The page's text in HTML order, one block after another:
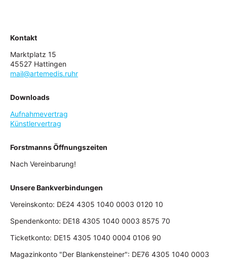
Kontakt
Marktplatz 15
45527 Hattingen
mail@artemedis.ruhr
Downloads
Aufnahmevertrag
Künstlervertrag
Forstmanns Öffnungszeiten
Nach Vereinbarung!
Unsere Bankverbindungen
Vereinskonto: DE24 4305 1040 0003 0120 10
Spendenkonto: DE18 4305 1040 0003 8575 70
Ticketkonto: DE15 4305 1040 0004 0106 90
Magazinkonto "Der Blankensteiner": DE76 4305 1040 0003